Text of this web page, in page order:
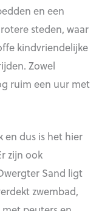
en een
steden, waar
kindvriendelijke
Zowel
ruim een uur met
en dus is het hier
zijn ook
Sand ligt
zwembad,